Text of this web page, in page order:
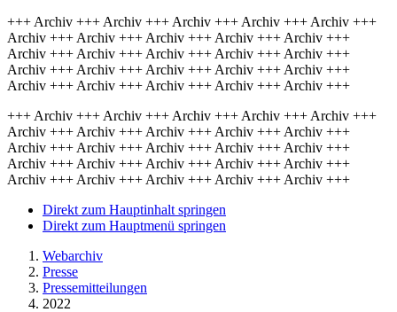
+++ Archiv +++ Archiv +++ Archiv +++ Archiv +++ Archiv +++
Archiv +++ Archiv +++ Archiv +++ Archiv +++ Archiv +++
Archiv +++ Archiv +++ Archiv +++ Archiv +++ Archiv +++
Archiv +++ Archiv +++ Archiv +++ Archiv +++ Archiv +++
Archiv +++ Archiv +++ Archiv +++ Archiv +++ Archiv +++
+++ Archiv +++ Archiv +++ Archiv +++ Archiv +++ Archiv +++
Archiv +++ Archiv +++ Archiv +++ Archiv +++ Archiv +++
Archiv +++ Archiv +++ Archiv +++ Archiv +++ Archiv +++
Archiv +++ Archiv +++ Archiv +++ Archiv +++ Archiv +++
Archiv +++ Archiv +++ Archiv +++ Archiv +++ Archiv +++
Direkt zum Hauptinhalt springen
Direkt zum Hauptmenü springen
Webarchiv
Presse
Pressemitteilungen
2022